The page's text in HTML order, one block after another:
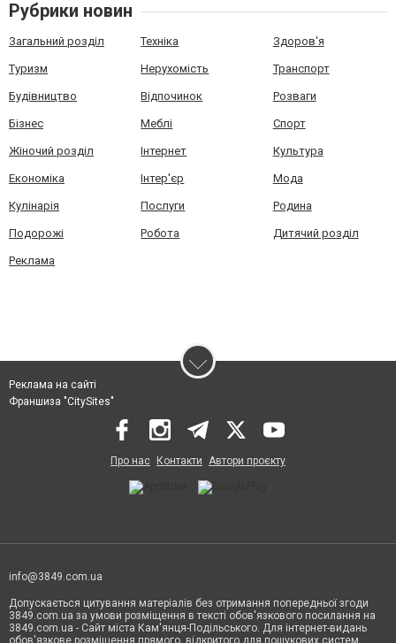
Рубрики новин
Загальний розділ Техніка Здоров'я
Туризм Нерухомість Транспорт
Будівництво Відпочинок Розваги
Бізнес Меблі Спорт
Жіночий розділ Інтернет Культура
Економіка Інтер'єр Мода
Кулінарія Послуги Родина
Подорожі Робота Дитячий розділ
Реклама
Реклама на сайті
Франшиза "CitySites"
Про нас Контакти Автори проєкту
info@3849.com.ua
Допускається цитування матеріалів без отримання попередньої згоди
3849.com.ua за умови розміщення в тексті обов'язкового посилання на
3849.com.ua - Сайт міста Кам'янця-Подільського. Для інтернет-видань
обов'язкове розміщення прямого, відкритого для пошукових систем